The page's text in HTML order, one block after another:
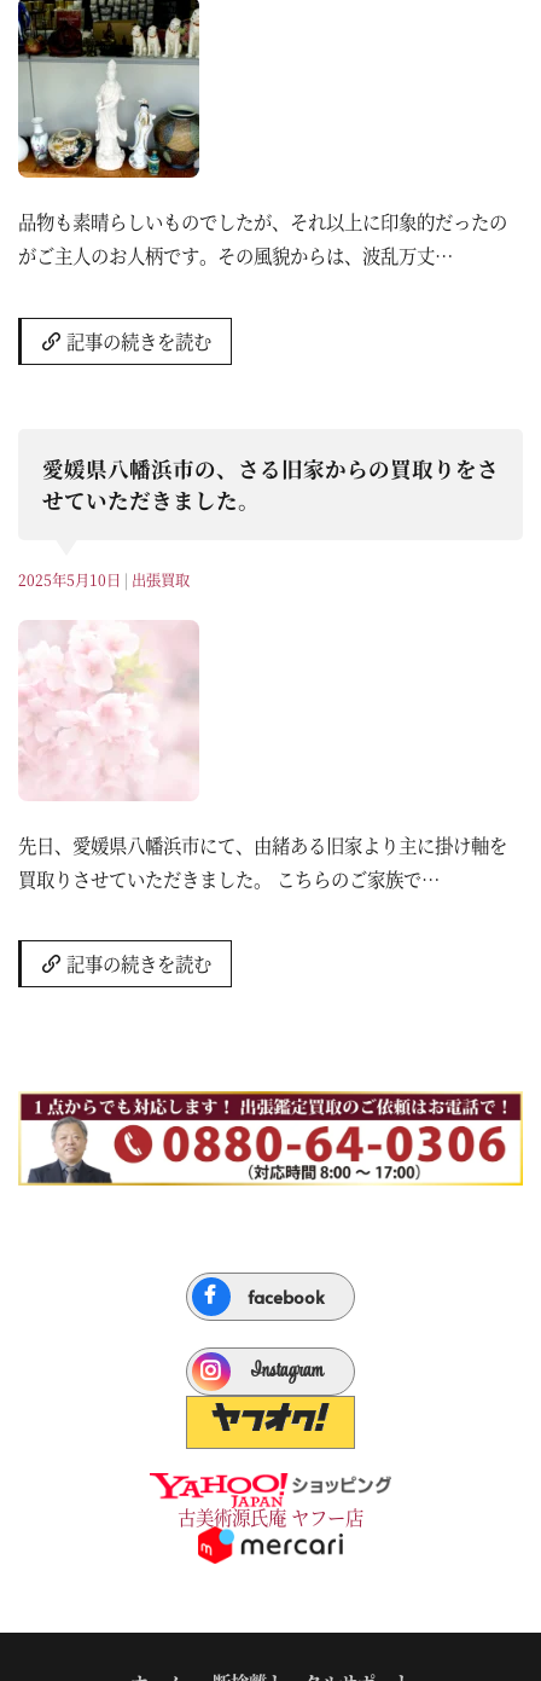
品物も素晴らしいものでしたが、それ以上に印象的だったの
がご主人のお人柄です。その風貌からは、波乱万丈…
記事の続きを読む
愛媛県八幡浜市の、さる旧家からの買取りをさ
せていただきました。
2025年5月10日 | 出張買取
先日、愛媛県八幡浜市にて、由緒ある旧家より主に掛け軸を
買取りさせていただきました。 こちらのご家族で…
記事の続きを読む
facebook
Instagram
古美術源氏庵 ヤフー店